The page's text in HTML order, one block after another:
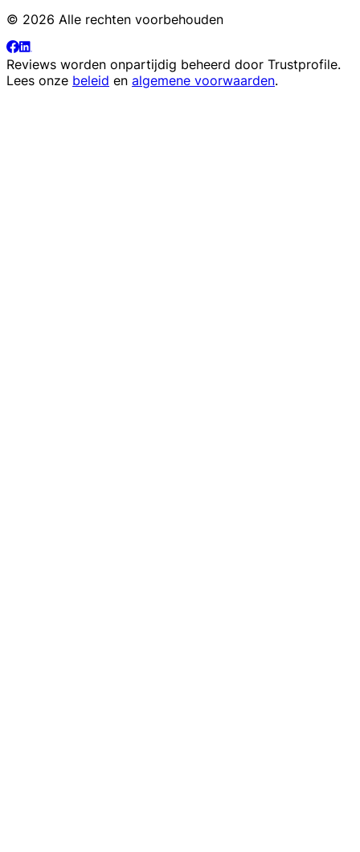
© 2026 Alle rechten voorbehouden
Reviews worden onpartijdig beheerd door Trustprofile.
Lees onze beleid en algemene voorwaarden.